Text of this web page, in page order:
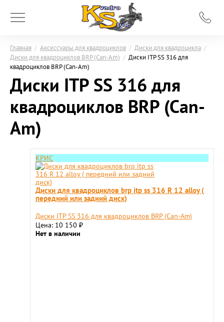
Главная / Аксессуары для квадроциклов / Диски для квадроцикла /
Диски для квадроциклов BRP (Can-Am) / Диски ITP SS 316 для
квадроциклов BRP (Can-Am)
Диски ITP SS 316 для
квадроциклов BRP (Can-
Am)
КРИС
Диски для квадроциклов brp itp ss 316 R 12 alloy (
передний или задний диск)
Диски ITP SS 316 для квадроциклов BRP (Can-Am)
Цена: 10 150 ₽
Нет в наличии